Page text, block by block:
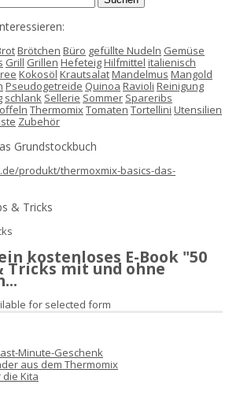
Brötchen Büro gefüllte Nudeln Gemüse
Grill Grillen HefeteigHilfmittel italienisch
Kokosöl KrautsalatMandelmus Mangold
Pseudogetreide Quinoa Ravioli Reinigung
schlank Sellerie Sommer Spareribs
ThermomixTomaten Tortellini Utensilien
Zubehör
Grundstockbuch
& Tricks
kostenloses E-Book "50
Tricks mit und ohne
for selected form
Minute-Geschenk
aus dem Thermomix
Kita